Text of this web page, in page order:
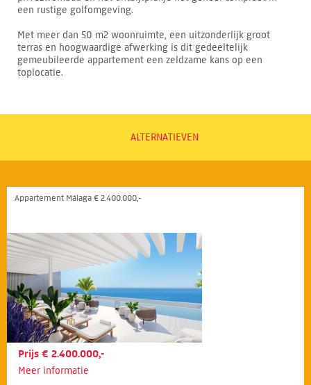
een rustige golfomgeving.
Met meer dan 50 m2 woonruimte, een uitzonderlijk groot
terras en hoogwaardige afwerking is dit gedeeltelijk
gemeubileerde appartement een zeldzame kans op een
toplocatie.
ALTERNATIEVEN
Appartement Málaga € 2.400.000,-
Prijs € 2.400.000,-
Meer informatie